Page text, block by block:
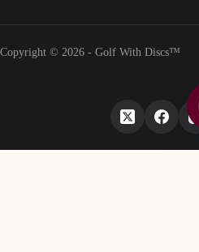
Copyright © 2026 - Golf With Discs™